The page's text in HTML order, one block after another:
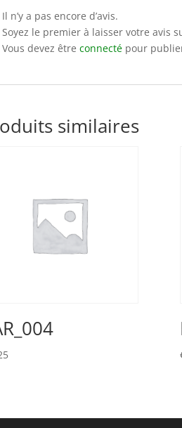
Il n’y a pas encore d’avis.
Soyez le premier à laisser votre avis
Vous devez êtreconnecté pour
similaires